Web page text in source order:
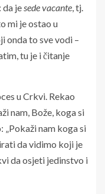
da jesede vacante, tj.
mi je ostao u
onda to sve vodi –
tu je i čitanje
u Crkvi. Rekao
nam, Bože, koga si
„Pokaži nam koga si
da vidimo koji je
da osjeti jedinstvo i